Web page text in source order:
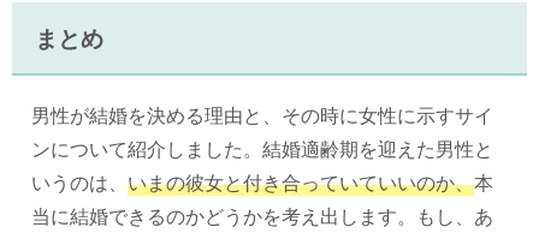
まとめ
男性が結婚を決める理由と、その時に女性に示すサイ
ンについて紹介しました。結婚適齢期を迎えた男性と
いうのは、 いまの彼女と付き合っていていいのか、本
当に結婚できるのかどうかを考え出します。もし、あ